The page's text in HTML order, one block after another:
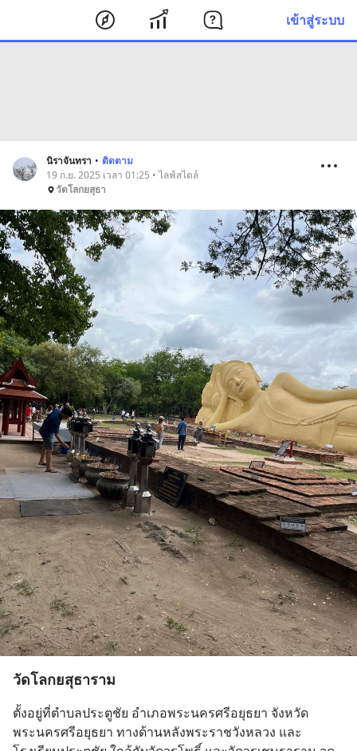
เข้าสู่ระบบ
นิราจันทรา • ติดตาม
19 ก.ย. 2025 เวลา 01:25 • ไลฟ์สไตล์
วัดโลกยสุธา
วัดโลกยสุธาราม
ตั้งอยู่ที่ตำบลประตูชัย อำเภอพระนครศรีอยุธยา จังหวัด
พระนครศรีอยุธยา ทางด้านหลังพระราชวังหลวง และ